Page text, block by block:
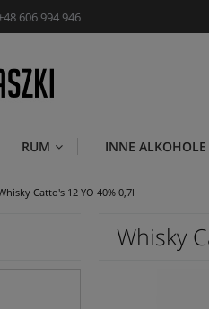
606 994 946
RUM INNE ALKOHOLE
Catto's 12 YO 40% 0,7l
Whisky